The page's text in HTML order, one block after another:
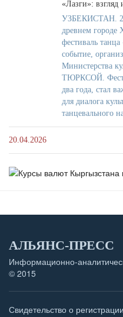
«Лазги»:
УЗБЕКИСТАН.
древнем
фестиваль
событие,
Министерства
ТЮРКСОЙ.
два года, стал
для диалога
танцевального
20.04.2026
АЛЬЯНС-ПРЕСС
Информационно-
© 2015
Свидетельство о